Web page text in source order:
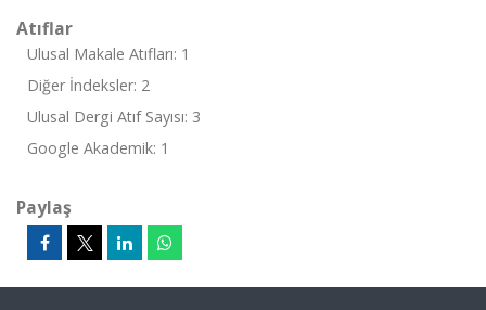
Atıflar
Ulusal Makale Atıfları: 1
Diğer İndeksler: 2
Ulusal Dergi Atıf Sayısı: 3
Google Akademik: 1
Paylaş